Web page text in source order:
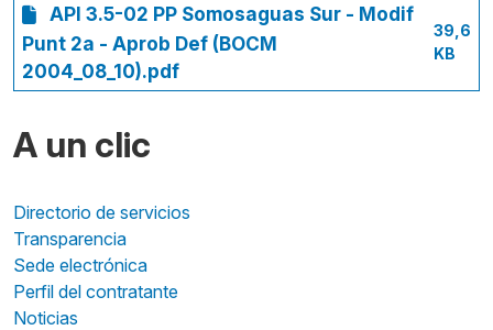
API 3.5-02 PP Somosaguas Sur - Modif
Punt 2a - Aprob Def (BOCM
2004_08_10).pdf
39,6
KB
A un clic
Directorio de servicios
Transparencia
Sede electrónica
Perfil del contratante
Noticias